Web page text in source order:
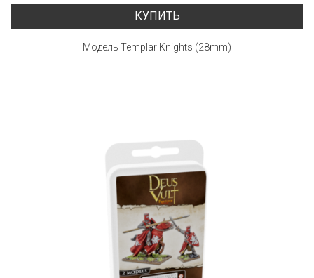
КУПИТЬ
Модель Templar Knights (28mm)